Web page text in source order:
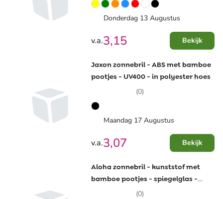
Donderdag 13 Augustus
v.a.3,15 Bekijk
Jaxon zonnebril - ABS met bamboe
pootjes - UV400 - in polyester hoes
(0)
Maandag 17 Augustus
v.a.3,07 Bekijk
Aloha zonnebril - kunststof met
bamboe pootjes - spiegelglas -
(0)